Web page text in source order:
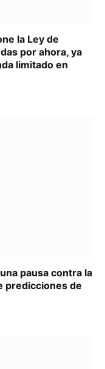
la Ley de
por ahora, ya
limitado en
pausa contra la
predicciones de